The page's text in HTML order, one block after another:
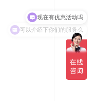
可以介绍下你们的服务么